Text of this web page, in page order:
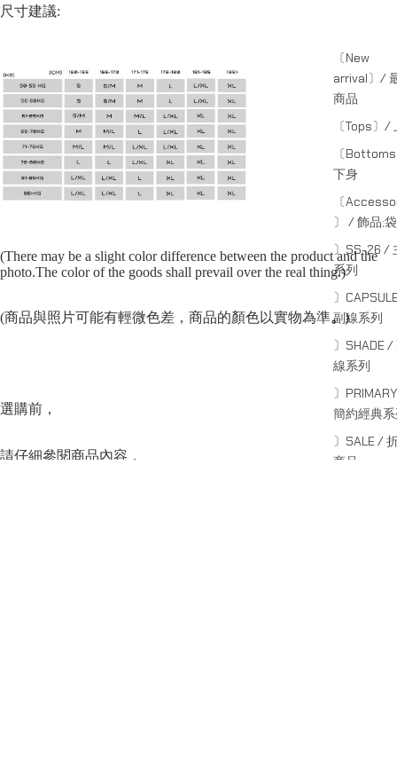
〔New
arrival〕/
商品
〔Tops〕/
〔
下身
〔
〕 / 飾品;袋
〕SS-26 /
系列
〕
副線系列
〕SHADE /
線系列
〕
簡約經典
〕SALE /
商品
尺寸建議:
(There may be a slight color difference between the product and the
photo.The color of the goods shall prevail over the real thing.)
(商品與照片可能有輕微色差，商品的顏色以實物為準。)
選購前，
請仔細參閱商品內容，